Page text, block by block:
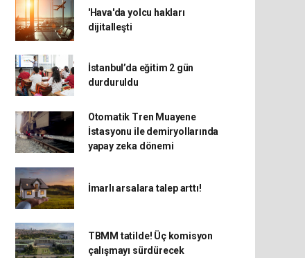
'Hava'da yolcu hakları
dijitalleşti
İstanbul’da eğitim 2 gün
durduruldu
Otomatik Tren Muayene
İstasyonu ile demiryollarında
yapay zeka dönemi
İmarlı arsalara talep arttı!
TBMM tatilde! Üç komisyon
çalışmayı sürdürecek